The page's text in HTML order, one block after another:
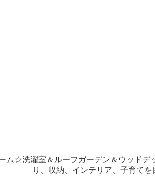
☆洗濯室＆ルーフガーデン＆ウッドデ
り、収納、インテリア、子育てを